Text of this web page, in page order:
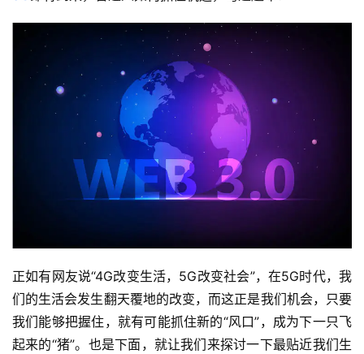
正如有网友说“4G改变生活，5G改变社会”，在5G时代，我
们的生活会发生翻天覆地的改变，而这正是我们机会，只要
我们能够把握住，就有可能抓住新的“风口”，成为下一只飞
起来的“猪”。也是下面，就让我们来探讨一下最贴近我们生